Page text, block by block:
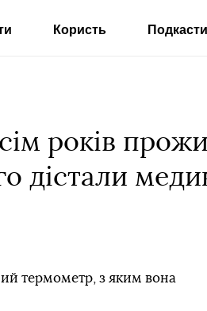
Користь Подкасти
років
дістали
термометр, з яким вона